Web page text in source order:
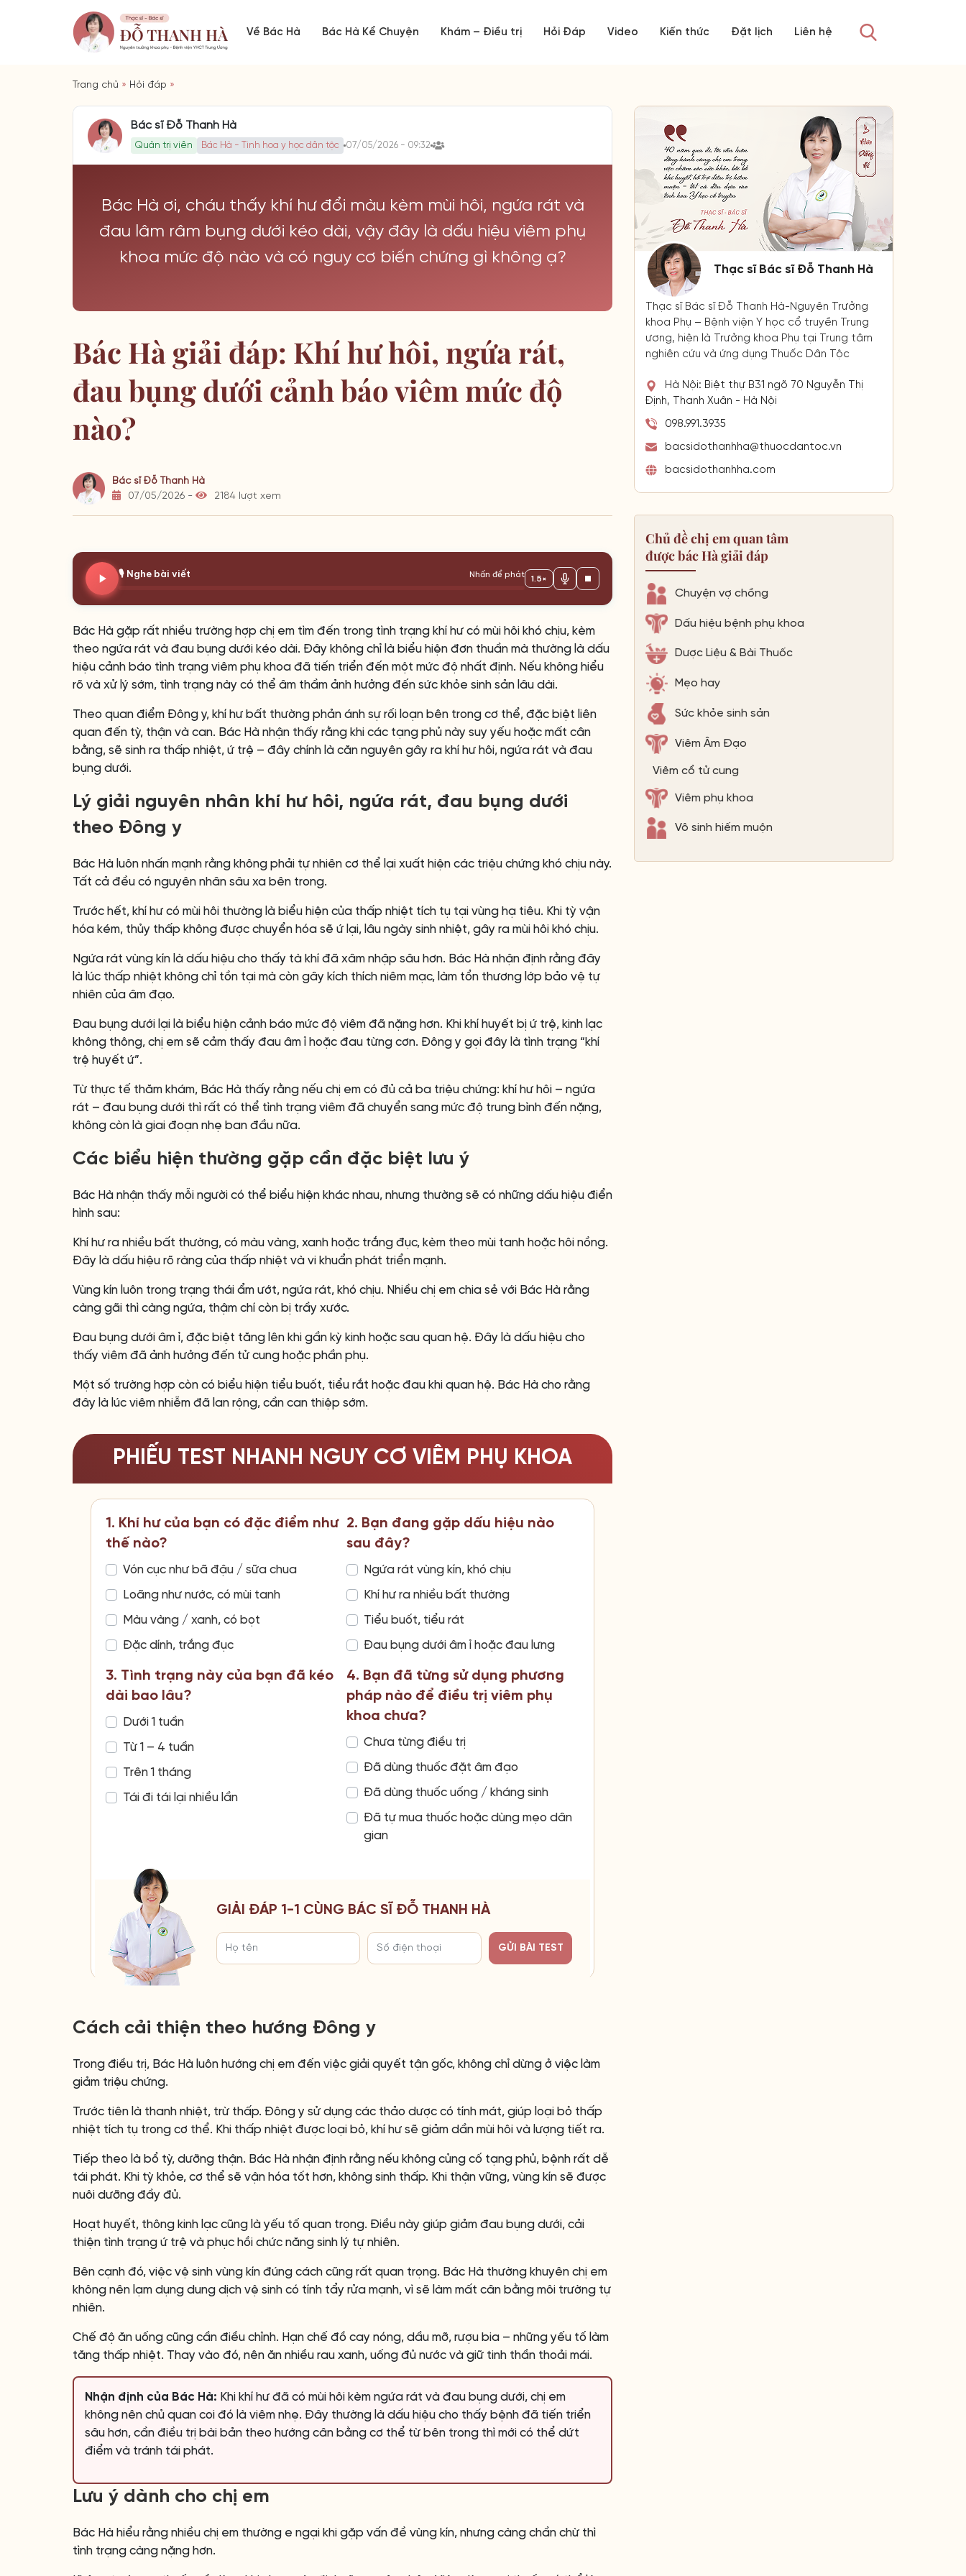
Về Bác Hà Bác Hà Kể Chuyện Khám – Điều trị Hỏi Đáp Video Kiến thức Đặt lịch Liên hệ
Trang chủ » Hỏi đáp »
Bác sĩ Đỗ Thanh Hà
Quản trị viên Bác Hà - Tinh hoa y học dân tộc 07/05/2026 - 09:32
Bác Hà ơi, cháu thấy khí hư đổi màu kèm mùi hôi, ngứa rát và
đau lâm râm bụng dưới kéo dài, vậy đây là dấu hiệu viêm phụ
khoa mức độ nào và có nguy cơ biến chứng gì không ạ?
Bác Hà giải đáp: Khí hư hôi, ngứa rát,
đau bụng dưới cảnh báo viêm mức độ
nào?
Bác sĩ Đỗ Thanh Hà
07/05/2026 -
2184 lượt xem
🎙️ Nghe bài viết Nhấn để phát 1.5×
Bác Hà gặp rất nhiều trường hợp chị em tìm đến trong tình trạng khí hư có mùi hôi khó chịu, kèm
theo ngứa rát và đau bụng dưới kéo dài. Đây không chỉ là biểu hiện đơn thuần mà thường là dấu
hiệu cảnh báo tình trạng viêm phụ khoa đã tiến triển đến một mức độ nhất định. Nếu không hiểu
rõ và xử lý sớm, tình trạng này có thể âm thầm ảnh hưởng đến sức khỏe sinh sản lâu dài.
Theo quan điểm Đông y, khí hư bất thường phản ánh sự rối loạn bên trong cơ thể, đặc biệt liên
quan đến tỳ, thận và can. Bác Hà nhận thấy rằng khi các tạng phủ này suy yếu hoặc mất cân
bằng, sẽ sinh ra thấp nhiệt, ứ trệ – đây chính là căn nguyên gây ra khí hư hôi, ngứa rát và đau
bụng dưới.
Lý giải nguyên nhân khí hư hôi, ngứa rát, đau bụng dưới
theo Đông y
Bác Hà luôn nhấn mạnh rằng không phải tự nhiên cơ thể lại xuất hiện các triệu chứng khó chịu này.
Tất cả đều có nguyên nhân sâu xa bên trong.
Trước hết, khí hư có mùi hôi thường là biểu hiện của thấp nhiệt tích tụ tại vùng hạ tiêu. Khi tỳ vận
hóa kém, thủy thấp không được chuyển hóa sẽ ứ lại, lâu ngày sinh nhiệt, gây ra mùi hôi khó chịu.
Ngứa rát vùng kín là dấu hiệu cho thấy tà khí đã xâm nhập sâu hơn. Bác Hà nhận định rằng đây
là lúc thấp nhiệt không chỉ tồn tại mà còn gây kích thích niêm mạc, làm tổn thương lớp bảo vệ tự
nhiên của âm đạo.
Đau bụng dưới lại là biểu hiện cảnh báo mức độ viêm đã nặng hơn. Khi khí huyết bị ứ trệ, kinh lạc
không thông, chị em sẽ cảm thấy đau âm ỉ hoặc đau từng cơn. Đông y gọi đây là tình trạng “khí
trệ huyết ứ”.
Từ thực tế thăm khám, Bác Hà thấy rằng nếu chị em có đủ cả ba triệu chứng: khí hư hôi – ngứa
rát – đau bụng dưới thì rất có thể tình trạng viêm đã chuyển sang mức độ trung bình đến nặng,
không còn là giai đoạn nhẹ ban đầu nữa.
Các biểu hiện thường gặp cần đặc biệt lưu ý
Bác Hà nhận thấy mỗi người có thể biểu hiện khác nhau, nhưng thường sẽ có những dấu hiệu điển
hình sau:
Khí hư ra nhiều bất thường, có màu vàng, xanh hoặc trắng đục, kèm theo mùi tanh hoặc hôi nồng.
Đây là dấu hiệu rõ ràng của thấp nhiệt và vi khuẩn phát triển mạnh.
Vùng kín luôn trong trạng thái ẩm ướt, ngứa rát, khó chịu. Nhiều chị em chia sẻ với Bác Hà rằng
càng gãi thì càng ngứa, thậm chí còn bị trầy xước.
Đau bụng dưới âm ỉ, đặc biệt tăng lên khi gần kỳ kinh hoặc sau quan hệ. Đây là dấu hiệu cho
thấy viêm đã ảnh hưởng đến tử cung hoặc phần phụ.
Một số trường hợp còn có biểu hiện tiểu buốt, tiểu rắt hoặc đau khi quan hệ. Bác Hà cho rằng
đây là lúc viêm nhiễm đã lan rộng, cần can thiệp sớm.
PHIẾU TEST NHANH NGUY CƠ VIÊM PHỤ KHOA
1. Khí hư của bạn có đặc điểm như
thế nào?
Vón cục như bã đậu / sữa chua
Loãng như nước, có mùi tanh
Màu vàng / xanh, có bọt
Đặc dính, trắng đục
2. Bạn đang gặp dấu hiệu nào
sau đây?
Ngứa rát vùng kín, khó chịu
Khí hư ra nhiều bất thường
Tiểu buốt, tiểu rát
Đau bụng dưới âm ỉ hoặc đau lưng
3. Tình trạng này của bạn đã kéo
dài bao lâu?
Dưới 1 tuần
Từ 1 – 4 tuần
Trên 1 tháng
Tái đi tái lại nhiều lần
4. Bạn đã từng sử dụng phương
pháp nào để điều trị viêm phụ
khoa chưa?
Chưa từng điều trị
Đã dùng thuốc đặt âm đạo
Đã dùng thuốc uống / kháng sinh
Đã tự mua thuốc hoặc dùng mẹo dân
gian
GIẢI ĐÁP 1-1 CÙNG BÁC SĨ ĐỖ THANH HÀ
GỬI BÀI TEST
Cách cải thiện theo hướng Đông y
Trong điều trị, Bác Hà luôn hướng chị em đến việc giải quyết tận gốc, không chỉ dừng ở việc làm
giảm triệu chứng.
Trước tiên là thanh nhiệt, trừ thấp. Đông y sử dụng các thảo dược có tính mát, giúp loại bỏ thấp
nhiệt tích tụ trong cơ thể. Khi thấp nhiệt được loại bỏ, khí hư sẽ giảm dần mùi hôi và lượng tiết ra.
Tiếp theo là bổ tỳ, dưỡng thận. Bác Hà nhận định rằng nếu không củng cố tạng phủ, bệnh rất dễ
tái phát. Khi tỳ khỏe, cơ thể sẽ vận hóa tốt hơn, không sinh thấp. Khi thận vững, vùng kín sẽ được
nuôi dưỡng đầy đủ.
Hoạt huyết, thông kinh lạc cũng là yếu tố quan trọng. Điều này giúp giảm đau bụng dưới, cải
thiện tình trạng ứ trệ và phục hồi chức năng sinh lý tự nhiên.
Bên cạnh đó, việc vệ sinh vùng kín đúng cách cũng rất quan trọng. Bác Hà thường khuyên chị em
không nên lạm dụng dung dịch vệ sinh có tính tẩy rửa mạnh, vì sẽ làm mất cân bằng môi trường tự
nhiên.
Chế độ ăn uống cũng cần điều chỉnh. Hạn chế đồ cay nóng, dầu mỡ, rượu bia – những yếu tố làm
tăng thấp nhiệt. Thay vào đó, nên ăn nhiều rau xanh, uống đủ nước và giữ tinh thần thoải mái.
Nhận định của Bác Hà: Khi khí hư đã có mùi hôi kèm ngứa rát và đau bụng dưới, chị em
không nên chủ quan coi đó là viêm nhẹ. Đây thường là dấu hiệu cho thấy bệnh đã tiến triển
sâu hơn, cần điều trị bài bản theo hướng cân bằng cơ thể từ bên trong thì mới có thể dứt
điểm và tránh tái phát.
Lưu ý dành cho chị em
Bác Hà hiểu rằng nhiều chị em thường e ngại khi gặp vấn đề vùng kín, nhưng càng chần chừ thì
tình trạng càng nặng hơn.
Thạc sĩ Bác sĩ Đỗ Thanh Hà
Thạc sĩ Bác sĩ Đỗ Thanh Hà-Nguyên Trưởng
khoa Phụ – Bệnh viện Y học cổ truyền Trung
ương, hiện là Trưởng khoa Phụ tại Trung tâm
nghiên cứu và ứng dụng Thuốc Dân Tộc
Hà Nội: Biệt thự B31 ngõ 70 Nguyễn Thị
Định, Thanh Xuân - Hà Nội
098.991.3935
bacsidothanhha@thuocdantoc.vn
bacsidothanhha.com
Chủ đề chị em quan tâm
được bác Hà giải đáp
Chuyện vợ chồng
Dấu hiệu bệnh phụ khoa
Dược Liệu & Bài Thuốc
Mẹo hay
Sức khỏe sinh sản
Viêm Âm Đạo
Viêm cổ tử cung
Viêm phụ khoa
Vô sinh hiếm muộn